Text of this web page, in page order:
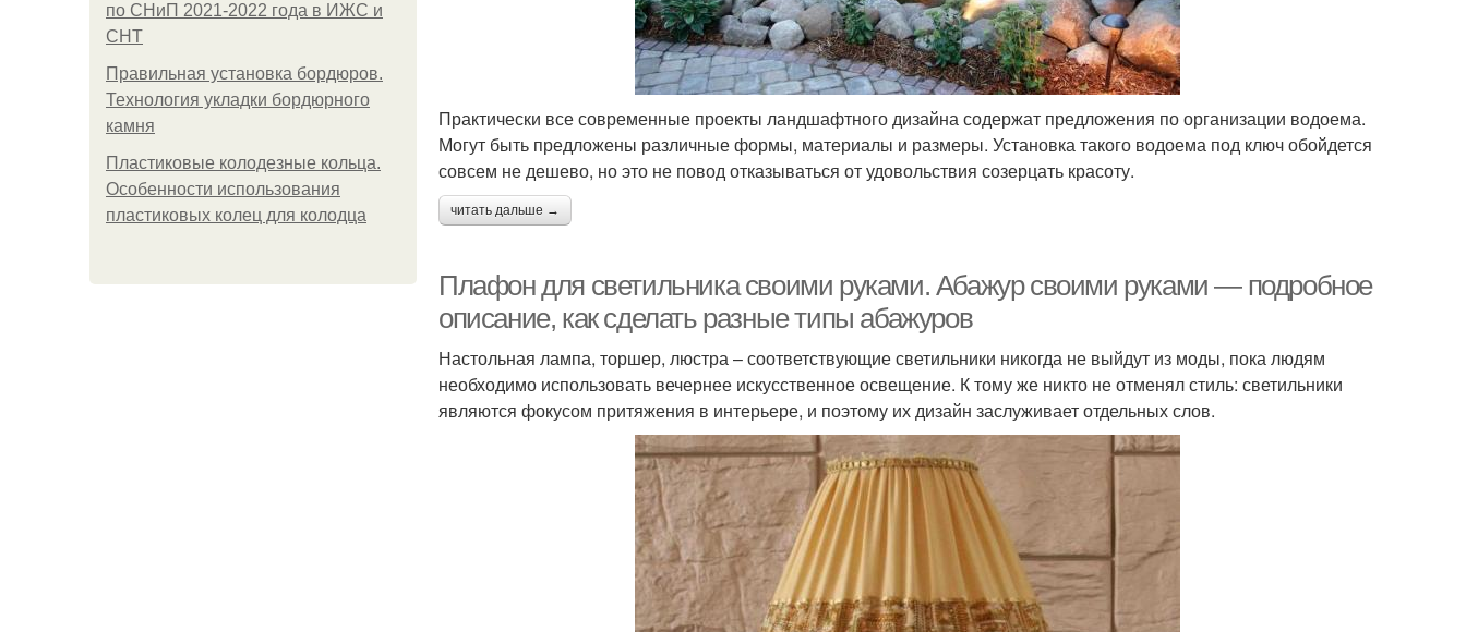
по СНиП 2021-2022 года в ИЖС и
СНТ
Правильная установка бордюров.
Технология укладки бордюрного
камня
Пластиковые колодезные кольца.
Особенности использования
пластиковых колец для колодца
Практически все современные проекты ландшафтного дизайна содержат предложения по организации водоема.
Могут быть предложены различные формы, материалы и размеры. Установка такого водоема под ключ обойдется
совсем не дешево, но это не повод отказываться от удовольствия созерцать красоту.
читать дальше →
Плафон для светильника своими руками. Абажур своими руками — подробное
описание, как сделать разные типы абажуров
Настольная лампа, торшер, люстра – соответствующие светильники никогда не выйдут из моды, пока людям
необходимо использовать вечернее искусственное освещение. К тому же никто не отменял стиль: светильники
являются фокусом притяжения в интерьере, и поэтому их дизайн заслуживает отдельных слов.